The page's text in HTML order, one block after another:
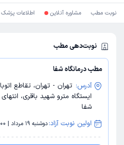
نوبت مطب مشاوره آنلاین اطلاعات پزشک
نوبت‌دهی مطب
مطب درمانگاه شفا
آدرس: تهران - تهران، تقاطع
ایستگاه مترو شهید باقری،
شفا
اولین نوبت آزاد:دوشنبه 19 مرداد | 14:00